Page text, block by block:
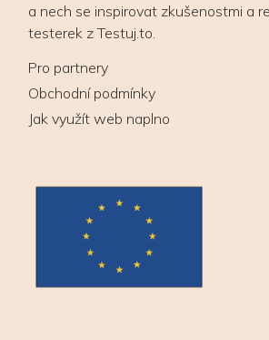
a nech se inspirovat zkušenostmi a
testerek z Testuj.to.
Pro partnery
Obchodní podmínky
Jak využít web naplno